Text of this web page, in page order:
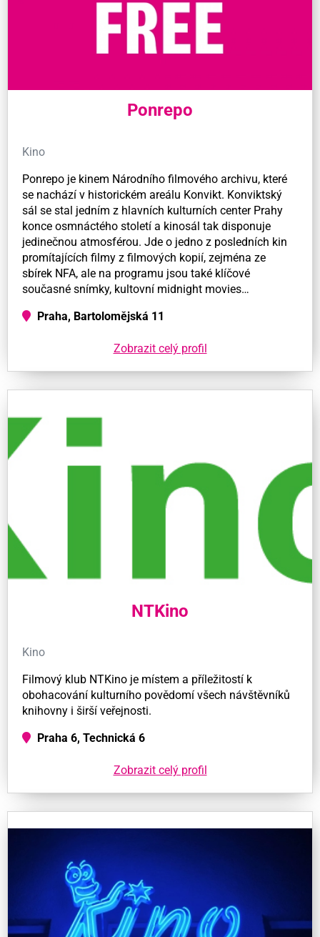
Ponrepo
Kino
Ponrepo je kinem Národního filmového archivu, které
se nachází v historickém areálu Konvikt. Konviktský
sál se stal jedním z hlavních kulturních center Prahy
konce osmnáctého století a kinosál tak disponuje
jedinečnou atmosférou. Jde o jedno z posledních kin
promítajících filmy z filmových kopií, zejména ze
sbírek NFA, ale na programu jsou také klíčové
současné snímky, kultovní midnight movies…
Praha, Bartolomějská 11
Zobrazit celý profil
NTKino
Kino
Filmový klub NTKino je místem a příležitostí k
obohacování kulturního povědomí všech návštěvníků
knihovny i širší veřejnosti.
Praha 6, Technická 6
Zobrazit celý profil